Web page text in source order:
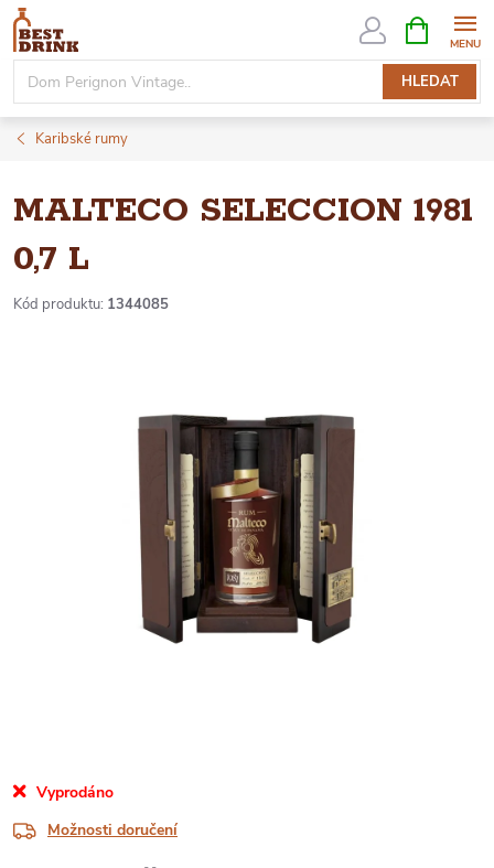
Přejít
obsah
HLEDAT
NÁKUPNÍ
KOŠÍK
Karibské rumy
MALTECO SELECCION 1981
0,7 L
Kód produktu: 1344085
Vyprodáno
Možnosti doručení